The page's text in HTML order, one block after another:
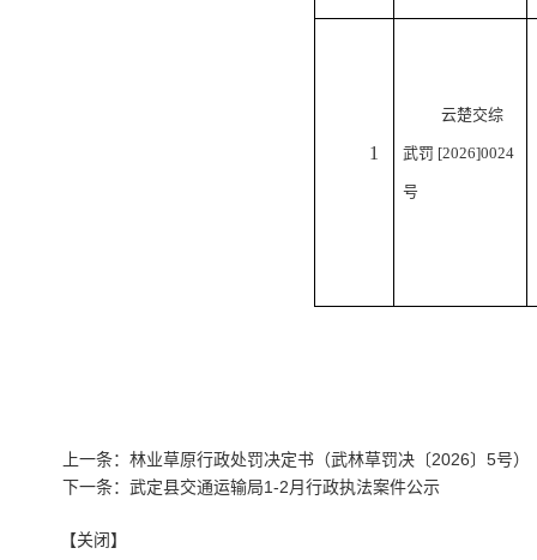
1
云楚交综
武罚 [2026]0024
号
上一条：林业草原行政处罚决定书（武林草罚决〔2026〕5号）
下一条：武定县交通运输局1-2月行政执法案件公示
【关闭】